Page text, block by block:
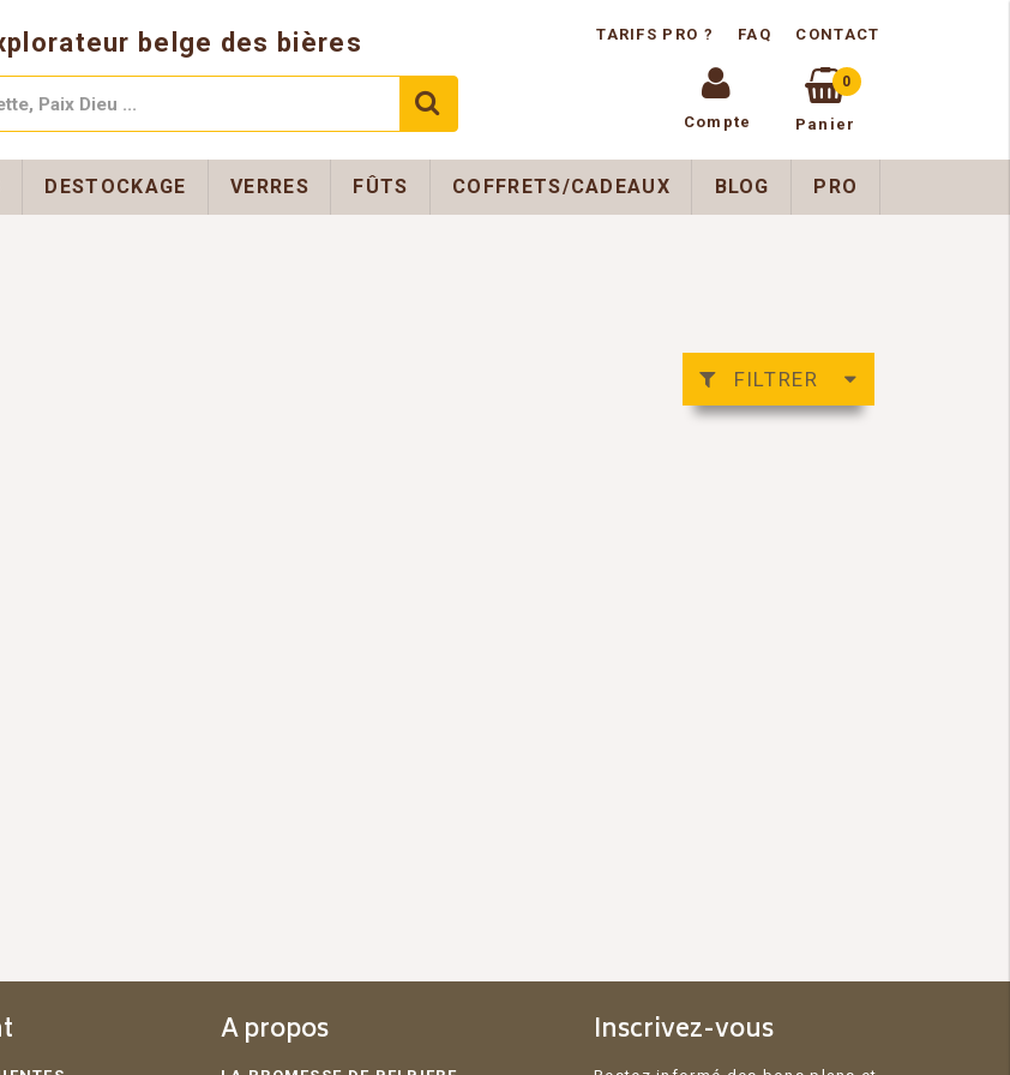
belge des bières TARIFS PRO ? FAQ CONTACT
Compte
0
Panier
DESTOCKAGE VERRES FÛTS COFFRETS/CADEAUX BLOG PRO
FILTRER
A propos Inscrivez-vous